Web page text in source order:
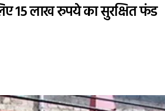
15 लाख रुपये का सुरक्षित फंड